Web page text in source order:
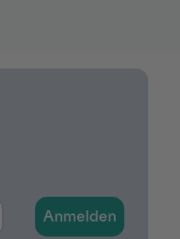
Anmelden